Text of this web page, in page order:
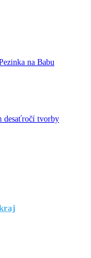
na Babu
desaťročí tvorby